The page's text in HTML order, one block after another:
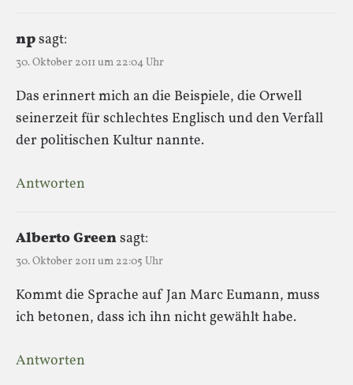
npsagt:
30. Oktober 2011 um 22:04 Uhr
Das erinnert mich an die Beispiele, die Orwell
seinerzeit für schlechtes Englisch und den Verfall
der politischen Kultur nannte.
Antworten
Alberto Greensagt:
30. Oktober 2011 um 22:05 Uhr
Kommt die Sprache auf Jan Marc Eumann, muss
ich betonen, dass ich ihn nicht gewählt habe.
Antworten